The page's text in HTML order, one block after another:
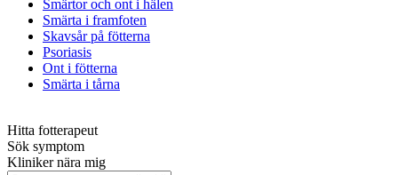
Smärtor och ont i hälen
Smärta i framfoten
Skavsår på fötterna
Psoriasis
Ont i fötterna
Smärta i tårna
Hitta fotterapeut
Sök symptom
Kliniker nära mig